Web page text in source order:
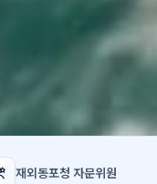
재외동포청 자문위원